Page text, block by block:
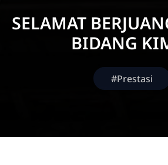
SELAMAT
BIDANG
#Prestasi